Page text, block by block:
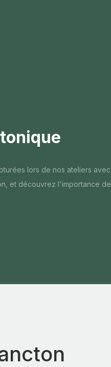
lors de nos ateliers avec
et découvrez l'importance de